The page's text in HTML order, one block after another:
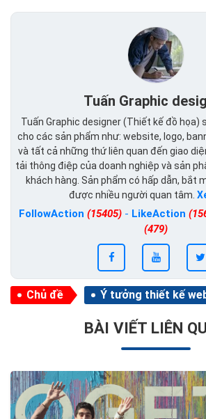
Tuấn Graphic
Tuấn Graphic designer (Thiết kế đồ họa)
cho các sản phẩm như: website, logo,
và tất cả những thứ liên quan đến giao
tải thông điệp của doanh nghiệp và sản
khách hàng. Sản phẩm có hấp dẫn, bắt
được nhiều người quan tâm.
FollowAction (15405)- LikeAction
(479)
Chủ đề Ý tưởng thiết kế
BÀI VIẾT LIÊN